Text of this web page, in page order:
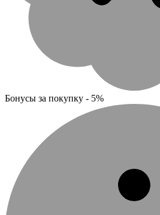
Бонусы за покупку - 5%